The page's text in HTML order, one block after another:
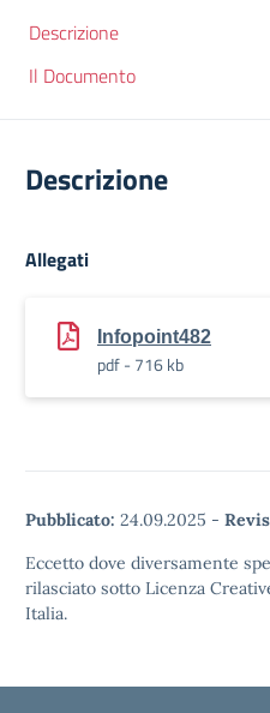
Descrizione
Il Documento
Descrizione
Allegati
Infopoint482
pdf - 716 kb
Pubblicato: 24.09.2025 -
Eccetto dove diversamente
rilasciato sotto Licenza
Italia.